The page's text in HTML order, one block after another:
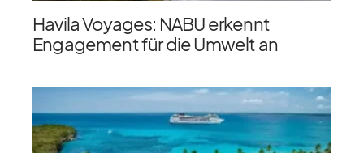
Havila Voyages: NABU erkennt
Engagement für die Umwelt an